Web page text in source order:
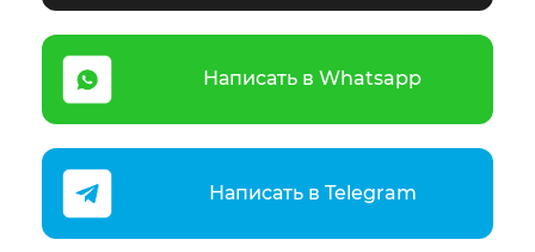
Написать в Whatsapp
Написать в Telegram